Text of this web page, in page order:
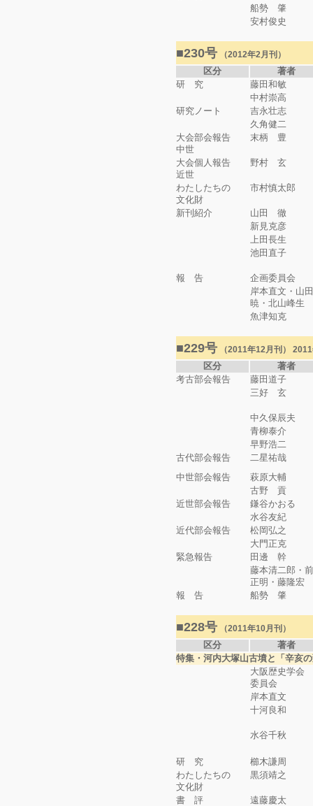
船勢 肇
安村俊史
■230号 （2012年2月刊）
区分
著者
研 究
藤田和敏
中村崇高
研究ノート
吉永壮志
久角健二
大会部会報告
中世
末柄 豊
大会個人報告
近世
野村 玄
わたしたちの
文化財
市村慎太郎
新刊紹介
山田 徹
新見克彦
上田長生
池田直子
報 告
企画委員会
岸本直文・山田
暁・北山峰生
魚津知克
■229号 （2011年12月刊）
区分
著者
考古部会報告
藤田道子
三好 玄
中久保辰夫
青柳泰介
早野浩二
古代部会報告
二星祐哉
中世部会報告
萩原大輔
古野 貢
近世部会報告
鎌谷かおる
水谷友紀
近代部会報告
松岡弘之
大門正克
緊急報告
田邊 幹
藤本清二郎・
正明・藤隆宏
報 告
船勢 肇
■228号 （2011年10月刊）
区分
著者
特集・河内大塚山古墳と「辛亥
大阪歴史学会
委員会
岸本直文
十河良和
水谷千秋
研 究
櫛木謙周
わたしたちの
文化財
黒須靖之
書 評
遠藤慶太